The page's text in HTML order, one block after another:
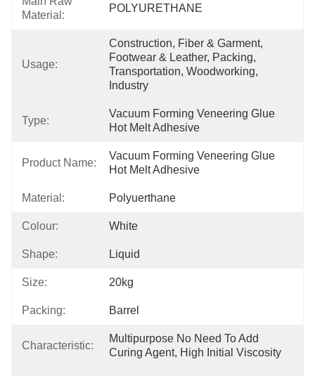
Material:
POLYURETHANE
Usage:
Construction, Fiber & Garment,
Footwear & Leather, Packing,
Transportation, Woodworking,
Industry
Type:
Vacuum Forming Veneering Glue
Hot Melt Adhesive
Product Name:
Vacuum Forming Veneering Glue
Hot Melt Adhesive
Material: Polyuerthane
Colour: White
Shape: Liquid
Size: 20kg
Packing: Barrel
Characteristic:
Multipurpose No Need To Add
Curing Agent, High Initial Viscosity